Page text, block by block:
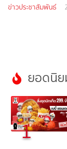
ข่าวประชาสัมพันธ์
ยอดนิ
1